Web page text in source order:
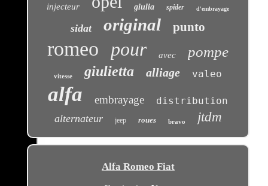
injecteur giulia spider d'embrayage
sidat original punto
romeo pour avec pompe
vitesse giulietta alliage valeo
alfa embrayage distribution
alternateur jeep roues bravo jtdm
Alfa Romeo Fiat